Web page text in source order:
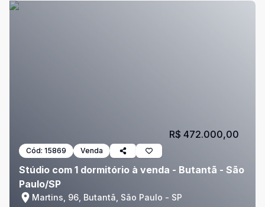
Cód: 15869 Venda
Stúdio com 1 dormitório à venda - Butantã - São
Paulo/SP
Martins, 96, Butantã, São Paulo - SP
R$ 472.000,00